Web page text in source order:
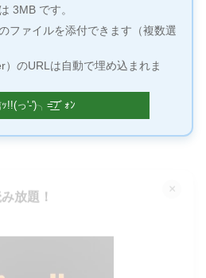
3MB です。
ファイルを添付できます（複数選
のURLは自動で埋め込まれま
放題！